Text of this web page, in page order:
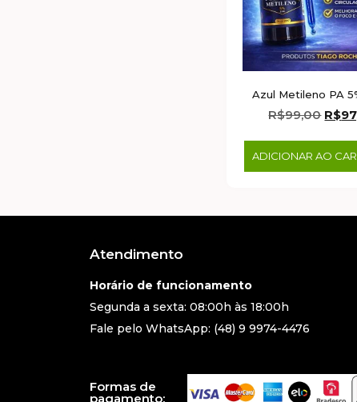
Azul Metileno PA
R$99,00 R$
ADICIONAR AO
Atendimento
Horário de funcionamento
Segunda a sexta: 08:00h às 18:00h
Fale pelo WhatsApp: (48) 9 9974-4476
Formas de
pagamento: